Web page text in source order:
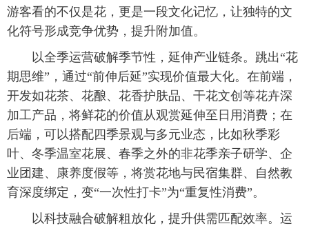
游客看的不仅是花，更是一段文化记忆，让独特的文
化符号形成竞争优势，提升附加值。
以全季运营破解季节性，延伸产业链条。跳出“花
期思维”，通过“前伸后延”实现价值最大化。在前端，
开发如花茶、花酿、花香护肤品、干花文创等花卉深
加工产品，将鲜花的价值从观赏延伸至日用消费；在
后端，可以搭配四季景观与多元业态，比如秋季彩
叶、冬季温室花展、春季之外的非花季亲子研学、企
业团建、康养度假等，将赏花地与民宿集群、自然教
育深度绑定，变“一次性打卡”为“重复性消费”。
以科技融合破解粗放化，提升供需匹配效率。运